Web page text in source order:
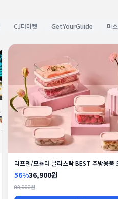
CJ더마켓 GetYourGuide 미
리프젠/모듈러 글라스락 BEST 주방용품
56%36,900원
83,000원